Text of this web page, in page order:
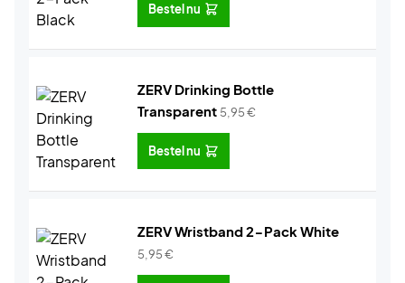
Bestel nu
ZERV Drinking Bottle
Transparent 5,95€
Bestel nu
ZERV Wristband 2-Pack White
5,95€